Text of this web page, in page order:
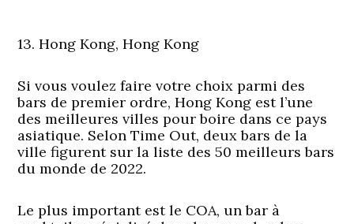
13. Hong Kong, Hong Kong
Si vous voulez faire votre choix parmi des
bars de premier ordre, Hong Kong est l’une
des meilleures villes pour boire dans ce pays
asiatique. Selon Time Out, deux bars de la
ville figurent sur la liste des 50 meilleurs bars
du monde de 2022.
Le plus important est le COA, un bar à